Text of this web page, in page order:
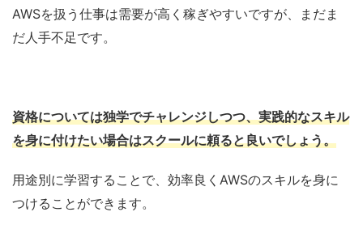
AWSを扱う仕事は需要が高く稼ぎやすいですが、まだま
だ人手不足です。
資格については独学でチャレンジしつつ、実践的なスキル
を身に付けたい場合はスクールに頼ると良いでしょう。
用途別に学習することで、効率良くAWSのスキルを身に
つけることができます。